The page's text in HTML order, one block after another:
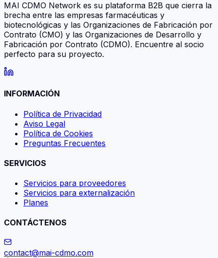
MAI CDMO Network es su plataforma B2B que cierra la
brecha entre las empresas farmacéuticas y
biotecnológicas y las Organizaciones de Fabricación por
Contrato (CMO) y las Organizaciones de Desarrollo y
Fabricación por Contrato (CDMO). Encuentre al socio
perfecto para su proyecto.
INFORMACIÓN
Política de Privacidad
Aviso Legal
Política de Cookies
Preguntas Frecuentes
SERVICIOS
Servicios para proveedores
Servicios para externalización
Planes
CONTÁCTENOS
contact@mai-cdmo.com